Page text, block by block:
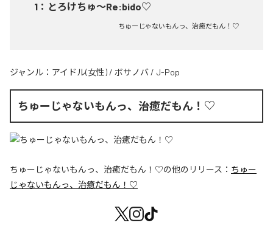
1 ： とろけちゅ〜Re:bido♡
ちゅーじゃないもんっ、治癒だもん！♡
ジャンル： アイドル(女性) / ボサノバ / J-Pop
ちゅーじゃないもんっ、治癒だもん！♡
ちゅーじゃないもんっ、治癒だもん！♡の他のリリース： ちゅー
じゃないもんっ、治癒だもん！♡